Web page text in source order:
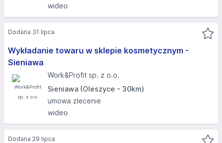
wideo
Wykładanie towaru w sklepie kosmetycznym -
Sieniawa
Work&Profit sp. z o.o.
Sieniawa (Oleszyce - 30km)
umowa zlecenie
wideo
Dodana 31 lipca
Dodana 29 lipca